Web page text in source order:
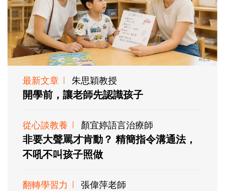
最新文章 朱思穎教授
開學前，讓老師先認識孩子
從心談教養 顏宜婷語言治療師
非要大聲罵才肯動？ 精簡指令溝通法，
不吼不叫孩子照做
翻轉學習力 張偉萍老師